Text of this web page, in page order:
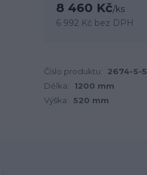
8 460 Kč/ks
6 992 Kč bez DPH
Číslo produktu: 2674-S-5
Délka:
1200 mm
Výška: 520 mm